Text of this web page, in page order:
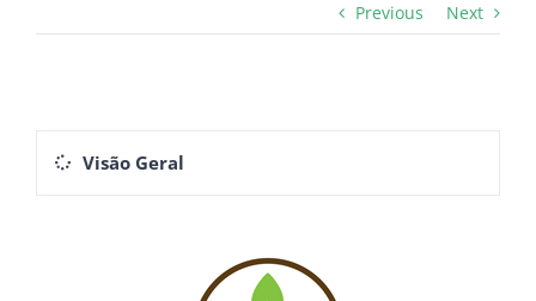
Previous Next
Visão Geral